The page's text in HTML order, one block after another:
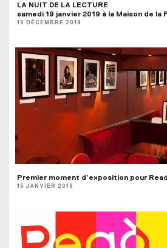
LA NUIT DE LA LECTURE
samedi 19 janvier 2019 à la Maison de la
19 DÉCEMBRE 2018
Premier moment d’exposition pour
15 JANVIER 2016